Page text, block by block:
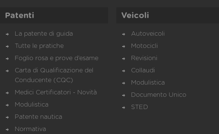
Patenti
La patente di guida
Tutte le pratiche
Foglio rosa e prove d’esame
Carta di Qualificazione del
Conducente (CQC)
Medici Certificatori - Novità
Modulistica
Patente nautica
Normativa
Veicoli
Autoveicoli
Motocicli
Revisioni
Collaudi
Modulistica
Documento Unico
STED